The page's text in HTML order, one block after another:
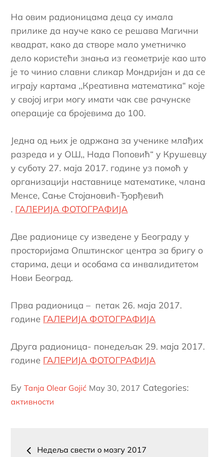
На овим радионицама деца су имала
прилике да науче како се решава Магични
квадрат, како да створе мало уметничко
дело користећи знања из геометрије као што
је то чинио славни сликар Мондријан и да се
играју картама ,,Креативна математика“ које
у својој игри могу имати чак све рачунске
операције са бројевима до 100.
Једна од њих је одржана за ученике млађих
разреда и у ОШ,, Нада Поповић“ у Крушевцу
у суботу 27. маја 2017. године уз помоћ у
организацији наставнице математике, члана
Менсе, Сање Стојановић-Ђорђевић
. ГАЛЕРИЈА ФОТОГРАФИЈА
Две радионице су изведене у Београду у
просторијама Општинског центра за бригу о
старима, деци и особама са инвалидитетом
Нови Београд.
Прва радионица – петак 26. маја 2017.
године ГАЛЕРИЈА ФОТОГРАФИЈА
Друга радионица- понедељак 29. маја 2017.
године ГАЛЕРИЈА ФОТОГРАФИЈА
БyTanja Olear Gojić Постед
Маy 30, 2017 Categories:
активности
ПостНедеља свести о мозгу 2017